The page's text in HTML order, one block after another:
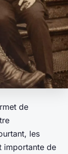
de
les
importante de